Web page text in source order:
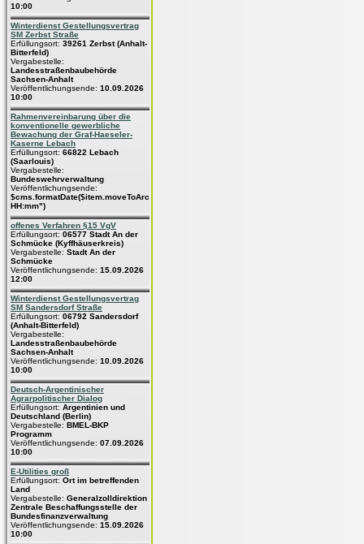
10:00
Winterdienst Gestellungsvertrag
SM Zerbst Straße
Erfüllungsort: 39261 Zerbst (Anhalt-
Bitterfeld)
Vergabestelle:
Landesstraßenbaubehörde
Sachsen-Anhalt
Veröffentlichungsende: 10.09.2026
10:00
Rahmenvereinbarung über die
konventionelle gewerbliche
Bewachung der Graf-Haeseler-
Kaserne Lebach
Erfüllungsort: 66822 Lebach
(Saarlouis)
Vergabestelle:
Bundeswehrverwaltung
Veröffentlichungsende:
$cms.formatDate($item.moveToArchive,"dd.MM.yyyy
HH:mm")
offenes Verfahren §15 VgV
Erfüllungsort: 06577 Stadt An der
Schmücke (Kyffhäuserkreis)
Vergabestelle: Stadt An der
Schmücke
Veröffentlichungsende: 15.09.2026
12:00
Winterdienst Gestellungsvertrag
SM Sandersdorf Straße
Erfüllungsort: 06792 Sandersdorf
(Anhalt-Bitterfeld)
Vergabestelle:
Landesstraßenbaubehörde
Sachsen-Anhalt
Veröffentlichungsende: 10.09.2026
10:00
Deutsch-Argentinischer
Agrarpolitischer Dialog
Erfüllungsort: Argentinien und
Deutschland (Berlin)
Vergabestelle: BMEL-BKP
Programm
Veröffentlichungsende: 07.09.2026
10:00
E-Utilities groß
Erfüllungsort: Ort im betreffenden
Land
Vergabestelle: Generalzolldirektion
Zentrale Beschaffungsstelle der
Bundesfinanzverwaltung
Veröffentlichungsende: 15.09.2026
10:00